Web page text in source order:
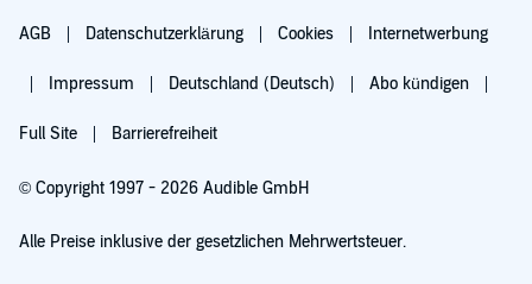
AGB Datenschutzerklärung Cookies Internetwerbung
Impressum Deutschland (Deutsch) Abo kündigen
Full Site Barrierefreiheit
© Copyright 1997 - 2026 Audible GmbH
Alle Preise inklusive der gesetzlichen Mehrwertsteuer.